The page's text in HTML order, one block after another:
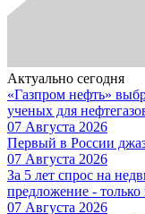
Актуально сегодня
«Газпром нефть»
ученых для
07 Августа 2026
Первый в России
07 Августа 2026
За 5 лет спрос на
предложение - только
07 Августа 2026